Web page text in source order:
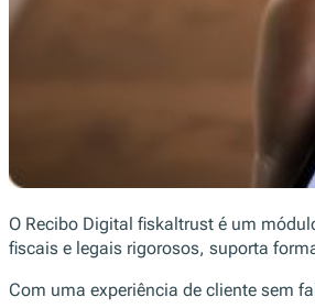
O Recibo Digital fiskaltrust é um
fiscais e legais rigorosos, suporta
Com uma experiência de cliente sem